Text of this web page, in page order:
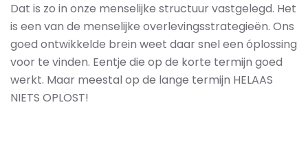
Dat is zo in onze menselijke structuur vastgelegd. Het
is een van de menselijke overlevingsstrategieën. Ons
goed ontwikkelde brein weet daar snel een óplossing
voor te vinden. Eentje die op de korte termijn goed
werkt. Maar meestal op de lange termijn HELAAS
NIETS OPLOST!